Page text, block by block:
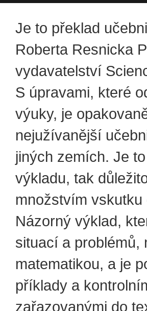
Je to překlad
Roberta Resnicka
vydavatelství
S úpravami, které
výuky, je
nejužívanější
jiných zemích. Je
výkladu, tak
množstvím
Názorný výklad,
situací a problémů,
matematikou, a je
příklady a
zařazovanými do